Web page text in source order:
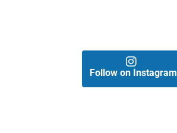
Follow on Instagram